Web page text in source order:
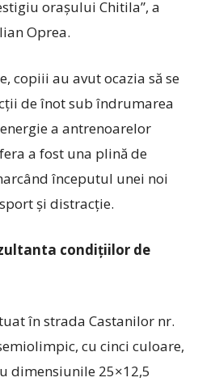
orașului Chitila”, a
Oprea.
copiii au avut ocazia să se
de înot sub îndrumarea
a antrenoarelor
a fost una plină de
începutul unei noi
și distracție.
condițiilor de
în strada Castanilor nr.
cu cinci culoare,
dimensiunile 25×12,5